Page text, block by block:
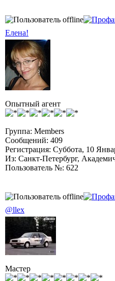
Елена!
Опытный агент
Группа: Members
Сообщений: 409
Регистрация: Суббота, 10
Из: Санкт-Петербург,
Пользователь №: 622
@llex
Мастер